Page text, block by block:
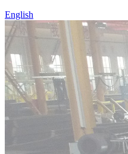
English